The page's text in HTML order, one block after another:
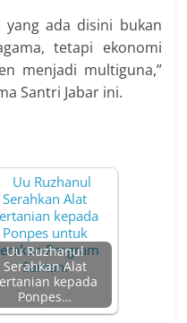
yang ada disini bukan
tetapi ekonomi
menjadi multiguna,”
Santri Jabar ini.
Uu Ruzhanul
Serahkan Alat
kepada
Ponpes…